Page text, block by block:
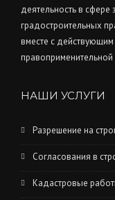
деятельность в
градостроительных
вместе с
правоприменительной
НАШИ УСЛУГИ
Разрешение на
Согласования в
Кадастровые